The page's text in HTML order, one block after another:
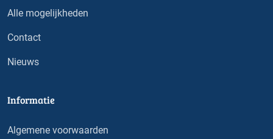
Alle mogelijkheden
Contact
Nieuws
Informatie
Algemene voorwaarden